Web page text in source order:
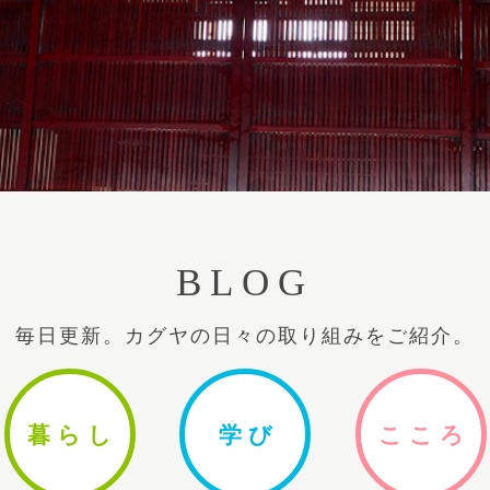
BLOG
毎日更新。カグヤの日々の取り組みをご紹介。
暮ら し 学 び ここ ろ